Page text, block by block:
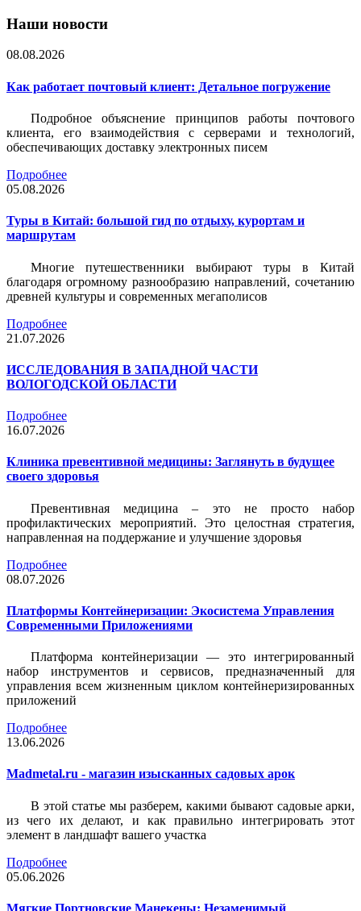
Наши новости
08.08.2026
Как работает почтовый клиент: Детальное погружение
Подробное объяснение принципов работы почтового
клиента, его взаимодействия с серверами и технологий,
обеспечивающих доставку электронных писем
Подробнее
05.08.2026
Туры в Китай: большой гид по отдыху, курортам и
маршрутам
Многие путешественники выбирают туры в Китай
благодаря огромному разнообразию направлений, сочетанию
древней культуры и современных мегаполисов
Подробнее
21.07.2026
ИССЛЕДОВАНИЯ В ЗАПАДНОЙ ЧАСТИ
ВОЛОГОДСКОЙ ОБЛАСТИ
Подробнее
16.07.2026
Клиника превентивной медицины: Заглянуть в будущее
своего здоровья
Превентивная медицина – это не просто набор
профилактических мероприятий. Это целостная стратегия,
направленная на поддержание и улучшение здоровья
Подробнее
08.07.2026
Платформы Контейнеризации: Экосистема Управления
Современными Приложениями
Платформа контейнеризации — это интегрированный
набор инструментов и сервисов, предназначенный для
управления всем жизненным циклом контейнеризированных
приложений
Подробнее
13.06.2026
Madmetal.ru - магазин изысканных садовых арок
В этой статье мы разберем, какими бывают садовые арки,
из чего их делают, и как правильно интегрировать этот
элемент в ландшафт вашего участка
Подробнее
05.06.2026
Мягкие Портновские Манекены: Незаменимый